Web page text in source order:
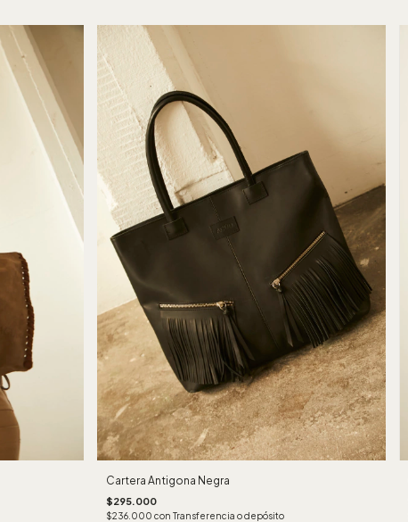
Cartera Antigona Negra
$295.000
$236.000 con Transferencia o depósito